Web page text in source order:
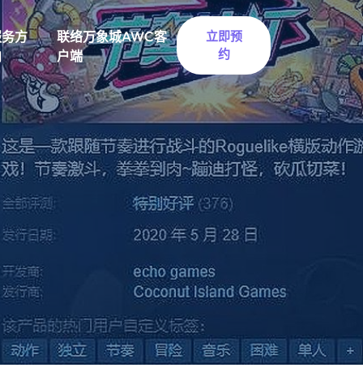
方
联络万象城AWC客
户端
立即预
约